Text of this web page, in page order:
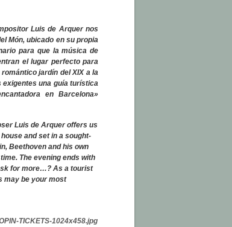
Luis de Arquernos
Món, ubicado en su propia
para que la música de
el lugar perfecto para
jardín del XIX a la
exigentes una guía turística
en Barcelona»
Luis de Arquer offers us
and set in a sought-
Beethoven and his own
The evening ends with
for more…? As a tourist
may be your most